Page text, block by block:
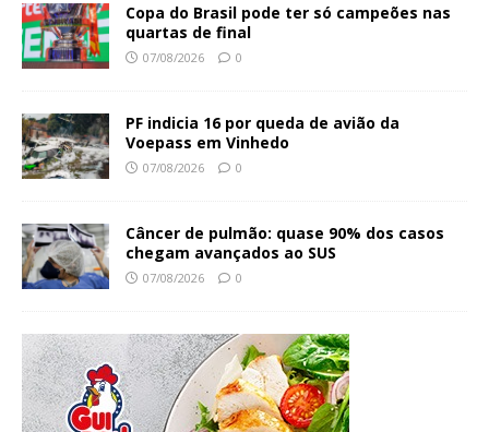
Copa do Brasil pode ter só campeões nas
quartas de final
07/08/2026 0
PF indicia 16 por queda de avião da
Voepass em Vinhedo
07/08/2026 0
Câncer de pulmão: quase 90% dos casos
chegam avançados ao SUS
07/08/2026 0